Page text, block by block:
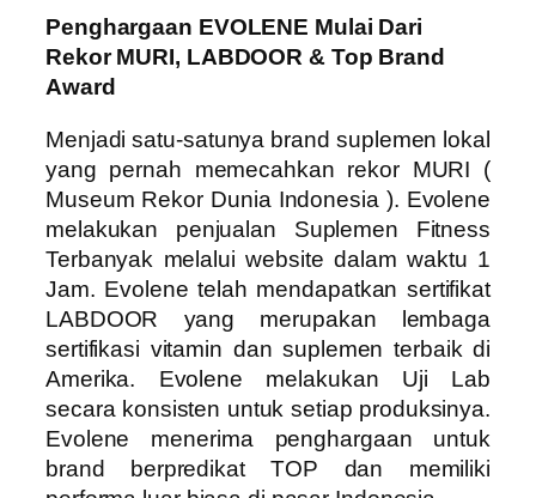
Penghargaan EVOLENE Mulai Dari
Rekor MURI, LABDOOR & Top Brand
Award
Menjadi satu-satunya brand suplemen lokal
yang pernah memecahkan rekor MURI (
Museum Rekor Dunia Indonesia ). Evolene
melakukan penjualan Suplemen Fitness
Terbanyak melalui website dalam waktu 1
Jam. Evolene telah mendapatkan sertifikat
LABDOOR yang merupakan lembaga
sertifikasi vitamin dan suplemen terbaik di
Amerika. Evolene melakukan Uji Lab
secara konsisten untuk setiap produksinya.
Evolene menerima penghargaan untuk
brand berpredikat TOP dan memiliki